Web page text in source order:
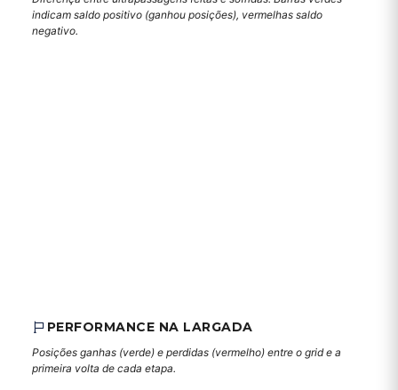
indicam saldo positivo (ganhou posições), vermelhas saldo
negativo.
PERFORMANCE NA LARGADA
Posições ganhas (verde) e perdidas (vermelho) entre o grid e a
primeira volta de cada etapa.